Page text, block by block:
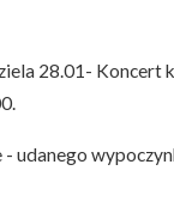
28.01- Koncert
udanego